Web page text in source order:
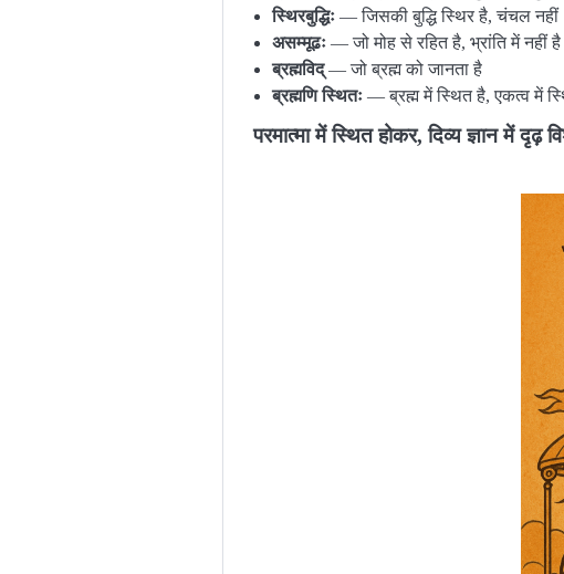
स्थिरबुद्धिः— जिसकी बुद्धि स्थिर है, चंचल नहीं
असम्मूढः— जो मोह से रहित है, भ्रांति में नहीं है
ब्रह्मविद्— जो ब्रह्म को जानता है
ब्रह्मणि स्थितः— ब्रह्म में स्थित है, एकत्व में
परमात्मा में स्थित होकर, दिव्य ज्ञान में